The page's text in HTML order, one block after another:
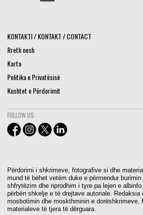
KONTAKTI / KONTAKT / CONTACT
Rreth nesh
Karta
Politika e Privatësisë
Kushtet e Përdorimit
FOLLOW US:
Përdorimi i shkrimeve, fotografive si dhe
mund të bëhet vetëm duke e përmendur
shfrytëzim dhe riprodhim i tyre pa lejen e
përbën shkelje e të drejtave autoriale. Redaksia
mosbotimin dhe moskthminin e dorëshkrimeve,
materialeve të tjera të dërguara.